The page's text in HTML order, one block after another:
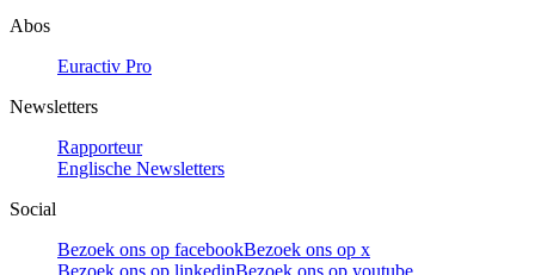
Abos
Euractiv Pro
Newsletters
Rapporteur
Englische Newsletters
Social
Bezoek ons op facebookBezoek ons op x
Bezoek ons op linkedinBezoek ons op youtube